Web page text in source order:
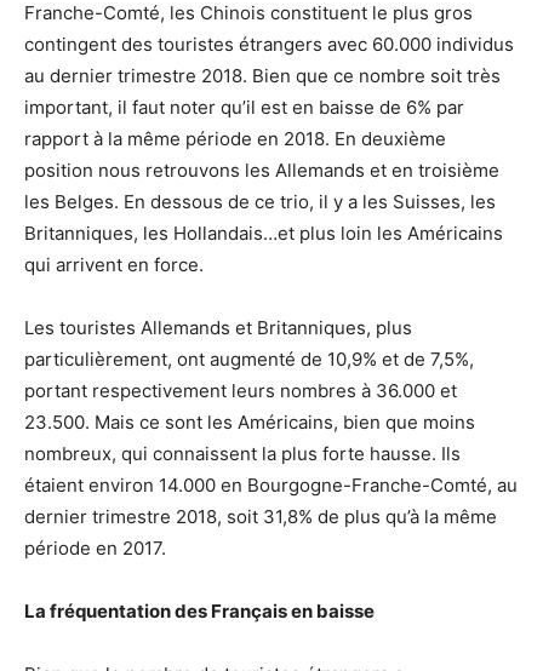
Franche-Comté, les Chinois constituent le plus gros
contingent des touristes étrangers avec 60.000 individus
au dernier trimestre 2018. Bien que ce nombre soit très
important, il faut noter qu’il est en baisse de 6% par
rapport à la même période en 2018. En deuxième
position nous retrouvons les Allemands et en troisième
les Belges. En dessous de ce trio, il y a les Suisses, les
Britanniques, les Hollandais…et plus loin les Américains
qui arrivent en force.
Les touristes Allemands et Britanniques, plus
particulièrement, ont augmenté de 10,9% et de 7,5%,
portant respectivement leurs nombres à 36.000 et
23.500. Mais ce sont les Américains, bien que moins
nombreux, qui connaissent la plus forte hausse. Ils
étaient environ 14.000 en Bourgogne-Franche-Comté, au
dernier trimestre 2018, soit 31,8% de plus qu’à la même
période en 2017.
La fréquentation des Français en baisse